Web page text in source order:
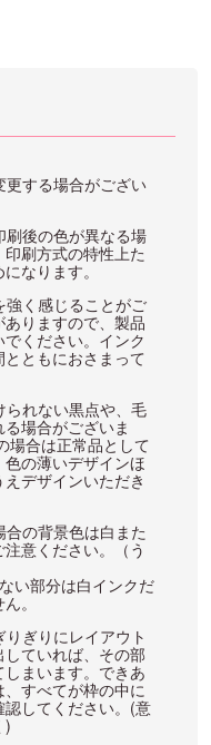
する場合がござい
刷後の色が異なる場
刷方式の特性上た
なります。
く感じることがご
りますので、製品
ください。インク
ともにおさまって
れない黒点や、毛
場合がございま
場合は正常品として
の薄いデザインほ
デザインいただき
の背景色は白また
意ください。（う
い部分は白インクだ
。
ぎりにレイアウト
ていれば、その部
まいます。できあ
すべてが枠の中に
認してください。(意
)